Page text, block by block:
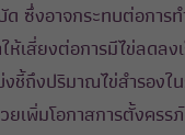
ซึ่งอาจกระทบต่อการท
เสี่ยงต่อการมีไข่ลดลง
ถึงปริมาณไข่สำรองใ
ยเพิ่มโอกาสการตั้งครรภ์